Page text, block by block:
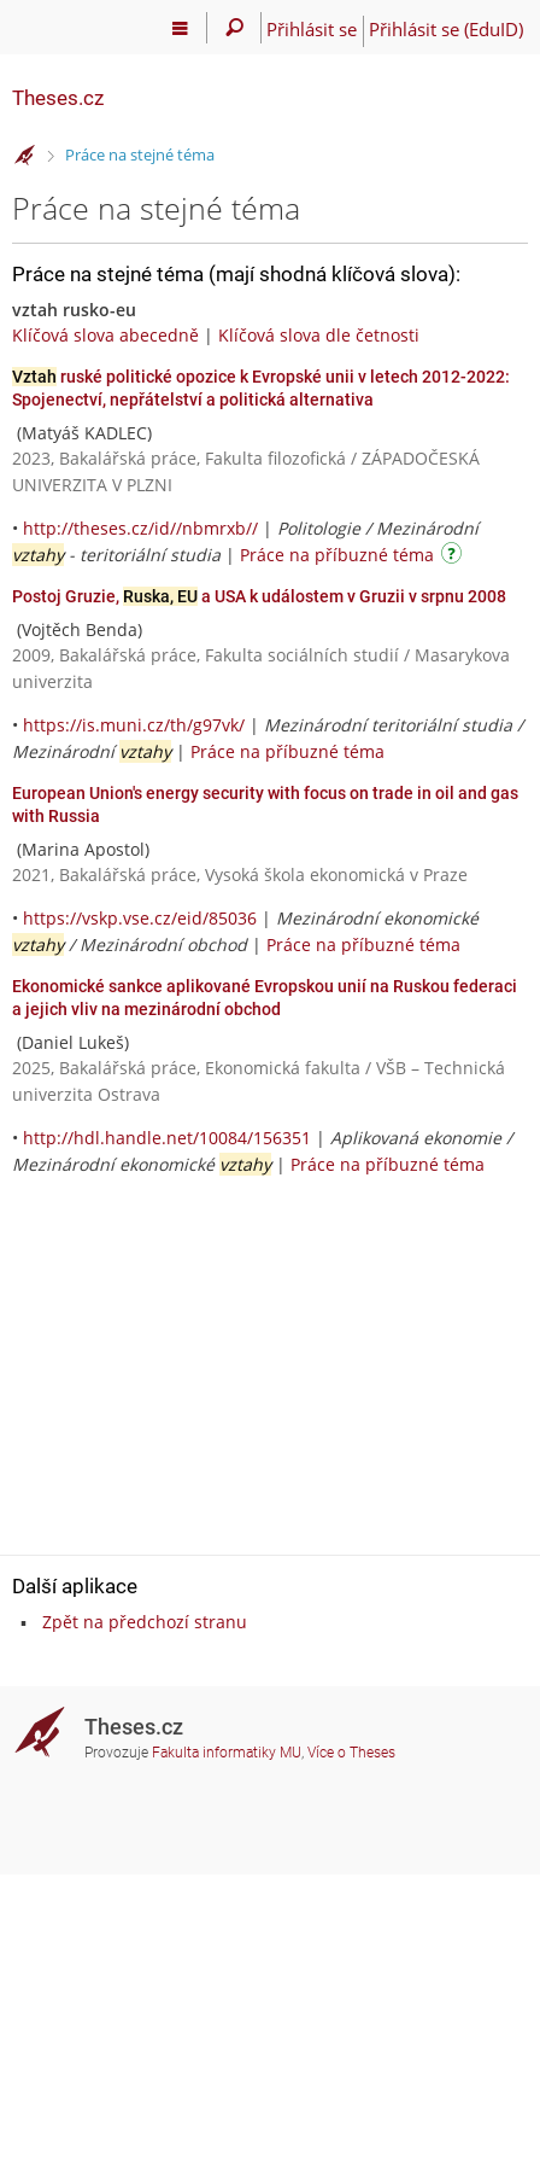
Přihlásit se Přihlásit se (EduID)
Theses.cz
>Práce na stejné téma
Práce na stejné téma
Práce na stejné téma (mají shodná klíčová slova):
vztah rusko-eu
Klíčová slova abecedně | Klíčová slova dle četnosti
Vztah ruské politické opozice k Evropské unii v letech 2012-2022:
Spojenectví, nepřátelství a politická alternativa
(Matyáš KADLEC)
2023, Bakalářská práce, Fakulta filozofická / ZÁPADOČESKÁ
UNIVERZITA V PLZNI
• http://theses.cz/id//nbmrxb// | Politologie / Mezinárodní
vztahy- teritoriální studia | Práce na příbuzné téma
Postoj Gruzie, Ruska, EUa USA k událostem v Gruzii v srpnu 2008
(Vojtěch Benda)
2009, Bakalářská práce, Fakulta sociálních studií / Masarykova
univerzita
• https://is.muni.cz/th/g97vk/ | Mezinárodní teritoriální studia /
Mezinárodnívztahy| Práce na příbuzné téma
European Union's energy security with focus on trade in oil and gas
with Russia
(Marina Apostol)
2021, Bakalářská práce, Vysoká škola ekonomická v Praze
• https://vskp.vse.cz/eid/85036 | Mezinárodní ekonomické
vztahy/ Mezinárodní obchod| Práce na příbuzné téma
Ekonomické sankce aplikované Evropskou unií na Ruskou federaci
a jejich vliv na mezinárodní obchod
(Daniel Lukeš)
2025, Bakalářská práce, Ekonomická fakulta / VŠB – Technická
univerzita Ostrava
• http://hdl.handle.net/10084/156351 | Aplikovaná ekonomie /
Mezinárodní ekonomické vztahy| Práce na příbuzné téma
Další aplikace
Zpět na předchozí stranu
Theses.cz
Provozuje Fakulta informatiky MU, Více o Theses